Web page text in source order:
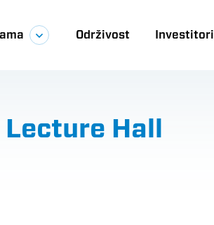
Održivost Investitori
Hall